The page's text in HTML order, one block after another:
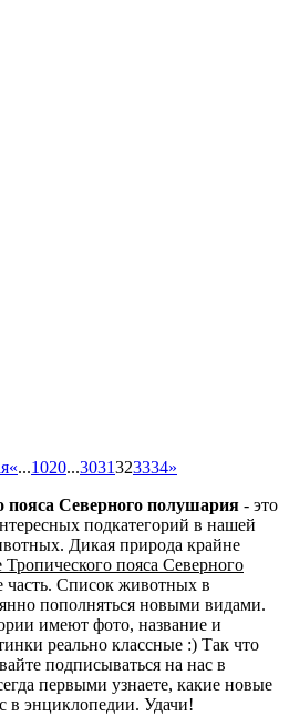
«...1020...3031323334»
Северного полушария - это
подкатегорий в нашей
Дикая природа крайне
пояса Северного
часть. Список животных в
пополняться новыми видами.
имеют фото, название и
реально классные :) Так что
подписываться на нас в
первыми узнаете, какие новые
в энциклопедии. Удачи!